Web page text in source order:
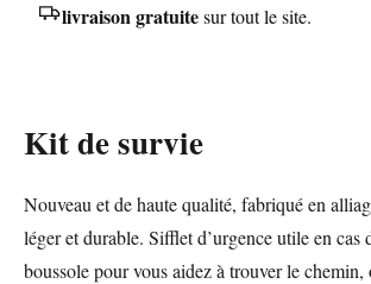
livraison gratuitesur tout le site.
Kit de survie
Nouveau et de haute qualité, fabriqué en
léger et durable. Sifflet d’urgence utile en cas
boussole pour vous aidez à trouver le